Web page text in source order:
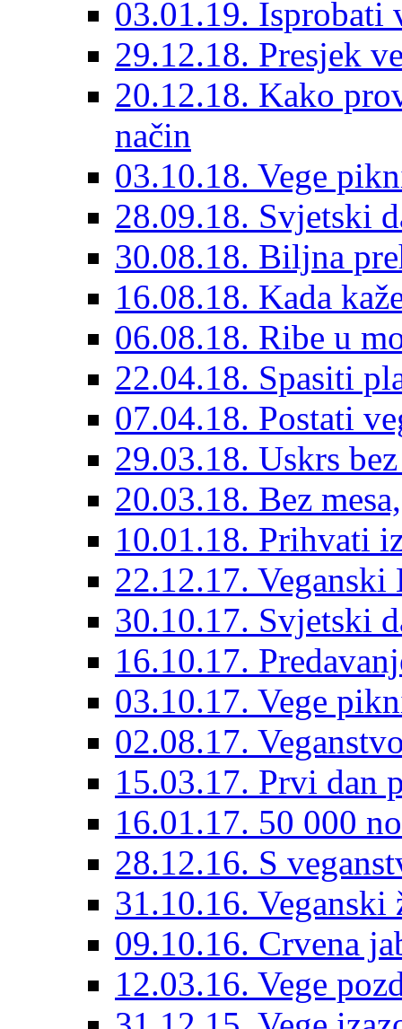
03.01.19. Isprobati
29.12.18. Presjek
20.12.18. Kako
način
03.10.18. Vege
28.09.18. Svjetski
30.08.18. Biljna
16.08.18. Kada
06.08.18. Ribe u
22.04.18. Spasiti
07.04.18. Postati
29.03.18. Uskrs
20.03.18. Bez
10.01.18. Prihvati
22.12.17. Veganski
30.10.17. Svjetski
16.10.17.
03.10.17. Vege
02.08.17.
15.03.17. Prvi dan
16.01.17. 50 000
28.12.16. S
31.10.16. Veganski
09.10.16. Crvena
12.03.16. Vege